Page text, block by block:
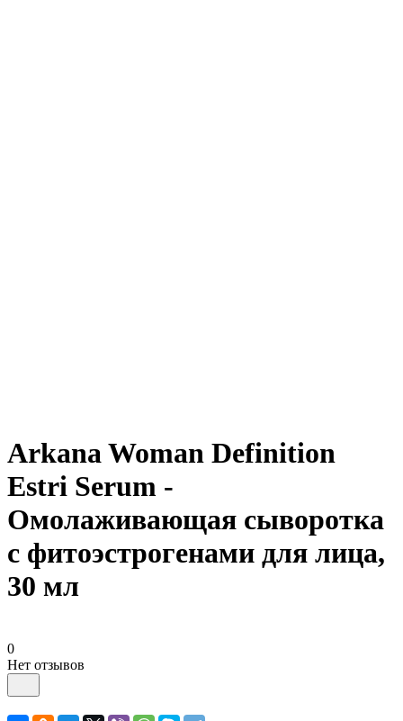
Arkana Woman Definition
Estri Serum -
Омолаживающая сыворотка
с фитоэстрогенами для лица,
30 мл
0
Нет отзывов